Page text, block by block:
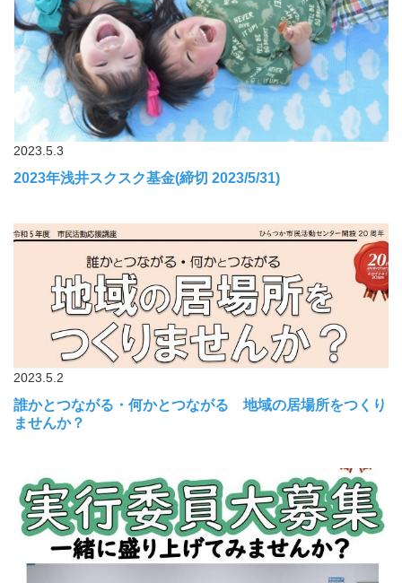
2023.5.3
2023年浅井スクスク基金(締切 2023/5/31)
2023.5.2
誰かとつながる・何かとつながる 地域の居場所をつくり
ませんか？